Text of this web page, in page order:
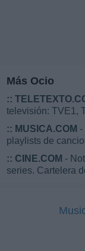
Más Ocio
::
televisión: TVE1,
:: MUSICA.COM -
playlists de
:: CINE.COM -
series. Cartelera